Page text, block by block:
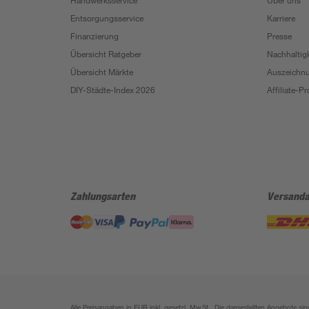
Entsorgungsservice
Finanzierung
Übersicht Ratgeber
Übersicht Märkte
DIY-Städte-Index 2026
Karriere
Presse
Affiliate-
Zahlungsarten
Alle Preisangaben in EUR inkl. gesetzl. MwSt.. Die dargestellten Angebote